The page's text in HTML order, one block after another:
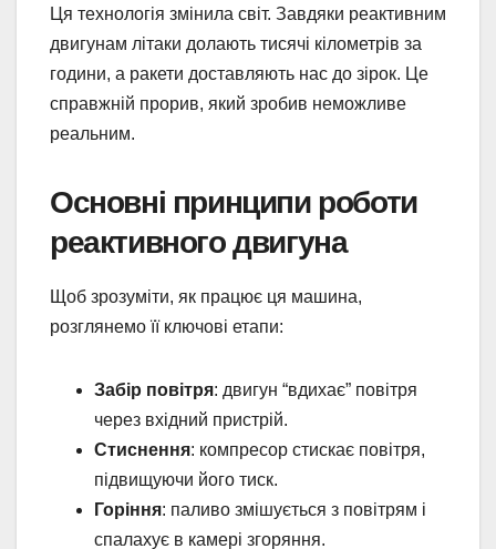
Ця технологія змінила світ. Завдяки реактивним
двигунам літаки долають тисячі кілометрів за
години, а ракети доставляють нас до зірок. Це
справжній прорив, який зробив неможливе
реальним.
Основні принципи роботи
реактивного двигуна
Щоб зрозуміти, як працює ця машина,
розглянемо її ключові етапи:
Забір повітря: двигун “вдихає” повітря
через вхідний пристрій.
Стиснення: компресор стискає повітря,
підвищуючи його тиск.
Горіння: паливо змішується з повітрям і
спалахує в камері згоряння.